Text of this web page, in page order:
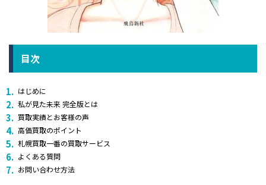
目次
はじめに
私が見た未来 完全版とは
買取実績とお客様の声
高価買取のポイント
札幌買取一番の買取サービス
よくある質問
お問い合わせ方法